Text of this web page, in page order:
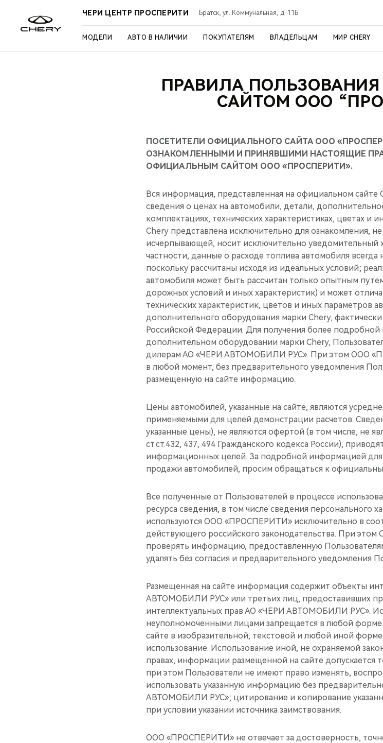
ЧЕРИ ЦЕНТР ПРОСПЕРИТИ Братск, ул. Коммунальная, д. 11Б
МОДЕЛИ АВТО В НАЛИЧИИ ПОКУПАТЕЛЯМ ВЛАДЕЛЬЦАМ МИР CHERY
ПРАВИЛА
САЙТОМ ООО
ПОСЕТИТЕЛИ ОФИЦИАЛЬНОГО САЙТА ООО
ОЗНАКОМЛЕННЫМИ И ПРИНЯВШИМИ НАСТОЯЩИЕ
ОФИЦИАЛЬНЫМ САЙТОМ ООО «ПРОСПЕРИТИ».
Вся информация, представленная на официальном
сведения о ценах на автомобили, детали,
комплектациях, технических характеристиках, цветах и
Chery представлена исключительно для ознакомления,
исчерпывающей, носит исключительно уведомительный
частности, данные о расходе топлива автомобиля
поскольку рассчитаны исходя из идеальных условий;
автомобиля может быть рассчитан только опытным
дорожных условий и иных характеристик) и может
технических характеристик, цветов и иных параметров
дополнительного оборудования марки Chery,
Российской Федерации. Для получения более
дополнительном оборудовании марки Chery,
дилерам АО «ЧЕРИ АВТОМОБИЛИ РУС». При этом ООО
в любой момент, без предварительного уведомления
размещенную на сайте информацию.
Цены автомобилей, указанные на сайте, являются
применяемыми для целей демонстрации расчетов.
указанные цены), не являются офертой (в том числе, не
ст.ст.432, 437, 494 Гражданского кодекса России),
информационных целей. За подробной информацией
продажи автомобилей, просим обращаться к
Все полученные от Пользователей в процессе
ресурса сведения, в том числе сведения персонального
используются ООО «ПРОСПЕРИТИ» исключительно в
действующего российского законодательства. При
проверять информацию, предоставленную
удалять без согласия и предварительного уведомления
Размещенная на сайте информация содержит объекты
АВТОМОБИЛИ РУС» или третьих лиц, предоставивших
интеллектуальных прав АО «ЧЕРИ АВТОМОБИЛИ РУС».
неуполномоченными лицами запрещается в любой
сайте в изобразительной, текстовой и любой иной
использование. Использование иной, не охраняемой
правах, информации размещенной на сайте допускается
при этом Пользователи не имеют право изменять,
использовать указанную информацию без
АВТОМОБИЛИ РУС»; цитирование и копирование
при условии указании источника заимствования.
ООО «ПРОСПЕРИТИ» не отвечает за достоверность,